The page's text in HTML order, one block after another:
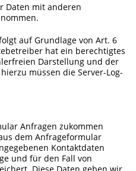
Daten mit anderen
auf Grundlage von Art. 6
hat ein berechtigtes
Darstellung und der
müssen die Server-Log-
Anfragen zukommen
dem Anfrageformular
Kontaktdaten
und für den Fall von
Diese Daten geben wir